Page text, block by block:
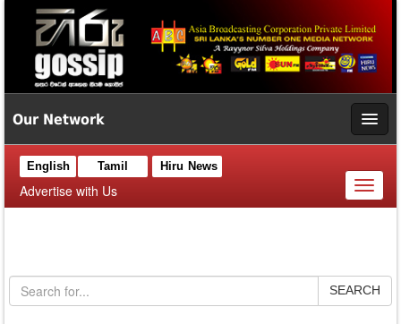
Our Network
English Tamil Hiru News
Advertise with Us
Toggle
SEARCH